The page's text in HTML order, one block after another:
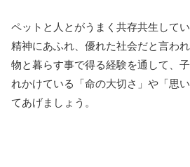
ペットと人とがうまく共存共生して
精神にあふれ、優れた社会だと言わ
物と暮らす事で得る経験を通して、
れかけている「命の大切さ」や「思
てあげましょう。